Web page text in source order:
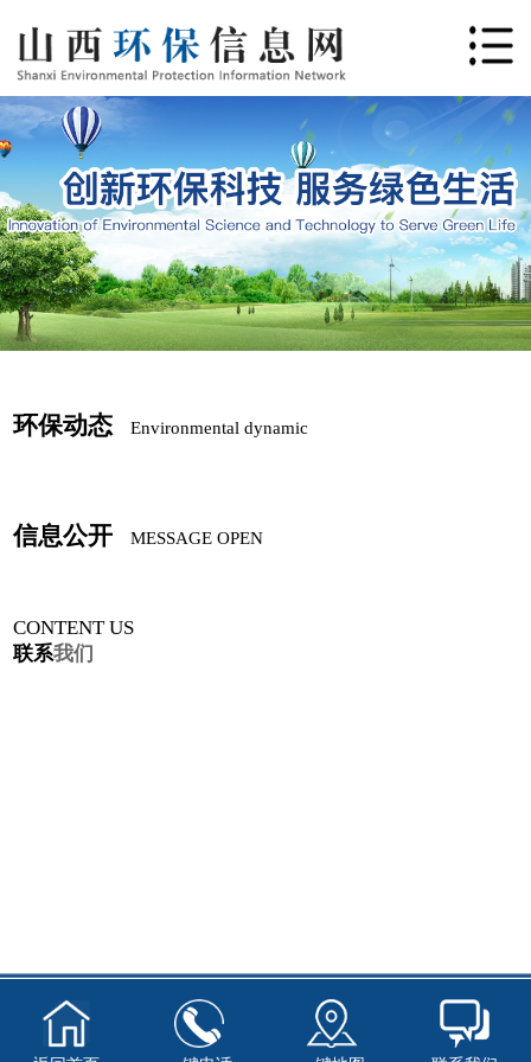
环保动态 Environmental dynamic
信息公开 MESSAGE OPEN
CONTENT US
联系我们